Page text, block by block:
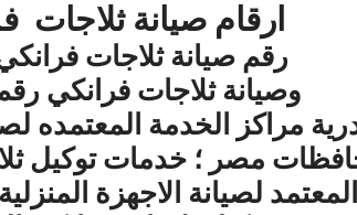
ارقام صيانة ثلاجات
رقم صيانة ثلاجات
وصيانة ثلاجات فرانكي
مراكز الخدمة المعتمده
مصر ؛ خدمات توكيل